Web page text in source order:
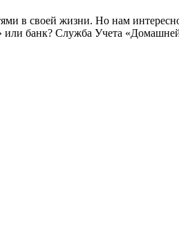
в своей жизни. Но нам
или банк? Служба Учета